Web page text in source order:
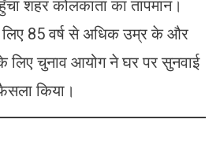
शहर कोलकाता का तापमान।
85 वर्ष से अधिक उम्र के और
लिए चुनाव आयोग ने घर पर सुनवाई
किया।